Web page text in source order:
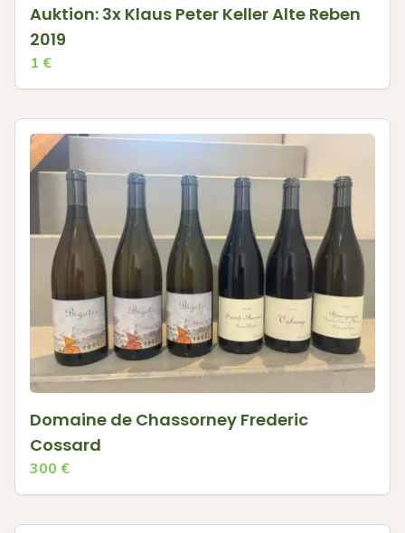
Auktion: 3x Klaus Peter Keller Alte Reben
2019
1 €
Domaine de Chassorney Frederic
Cossard
300 €